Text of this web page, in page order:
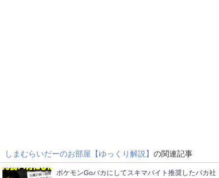
しまむらいだーのお部屋【ゆっくり解説】 の関連記事
ポケモンGoバカにしてスキマバイト推奨したバカ社